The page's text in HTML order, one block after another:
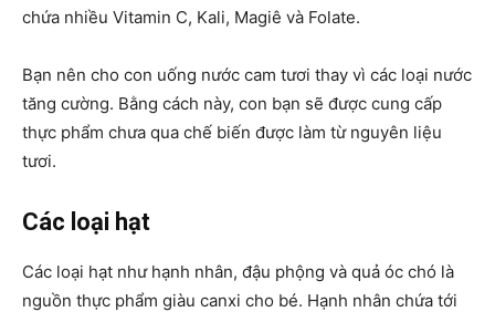
chứa nhiều Vitamin C, Kali, Magiê và Folate.
Bạn nên cho con uống nước cam tươi thay vì các loại nước
tăng cường. Bằng cách này, con bạn sẽ được cung cấp
thực phẩm chưa qua chế biến được làm từ nguyên liệu
tươi.
Các loại hạt
Các loại hạt như hạnh nhân, đậu phộng và quả óc chó là
nguồn thực phẩm giàu canxi cho bé. Hạnh nhân chứa tới